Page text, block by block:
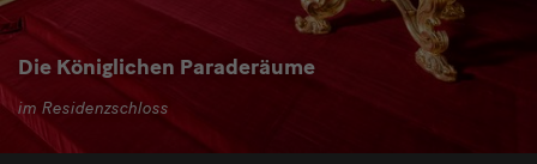
Die Königlichen Paraderäume
im Residenzschloss